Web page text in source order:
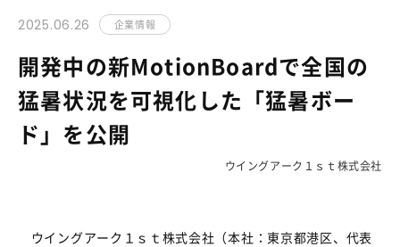
2025.06.26 企業情報
開発中の新MotionBoardで全国の
猛暑状況を可視化した「猛暑ボー
ド」を公開
ウイングアーク１ｓｔ株式会社
ウイングアーク１ｓｔ株式会社（本社：東京都港区、代表